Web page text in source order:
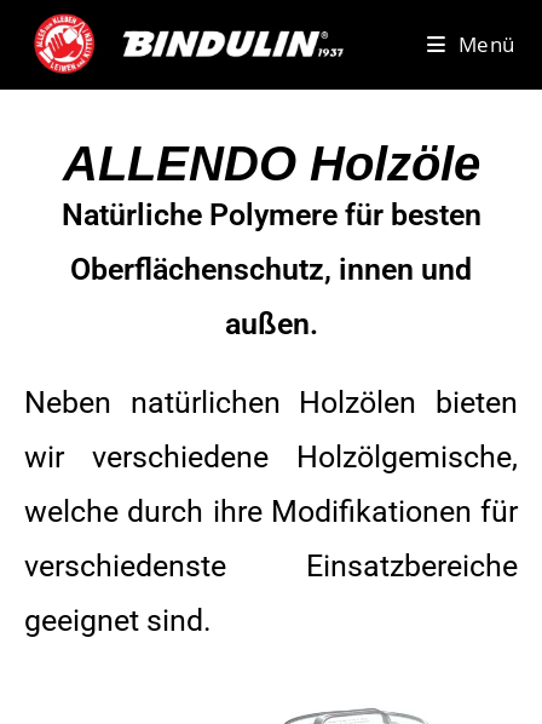
Menü
ALLENDO Holzöle
Natürliche Polymere für besten
Oberflächenschutz, innen und
außen.
Neben natürlichen Holzölen bieten
wir verschiedene Holzölgemische,
welche durch ihre Modifikationen für
verschiedenste Einsatzbereiche
geeignet sind.